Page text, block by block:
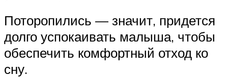
Поторопились — значит, придется
долго успокаивать малыша, чтобы
обеспечить комфортный отход ко
сну.